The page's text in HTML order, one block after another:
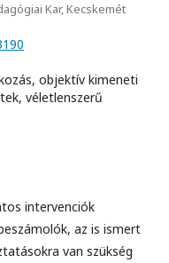
Kar, Kecskemét
objektív kimeneti
véletlenszerű
intervenciók
az is ismert
van szükség